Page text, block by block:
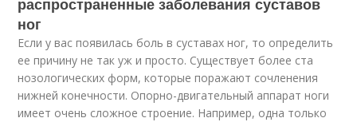
ног
Если у вас появилась боль в суставах ног, то определить
ее причину не так уж и просто. Существует более ста
нозологических форм, которые поражают сочленения
нижней конечности. Опорно-двигательный аппарат ноги
имеет очень сложное строение. Например, одна только